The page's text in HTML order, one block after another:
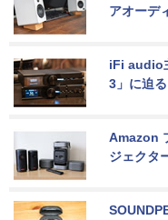
アオーデ
iFi audio
3」に迫る
Amazon
ジェクタ